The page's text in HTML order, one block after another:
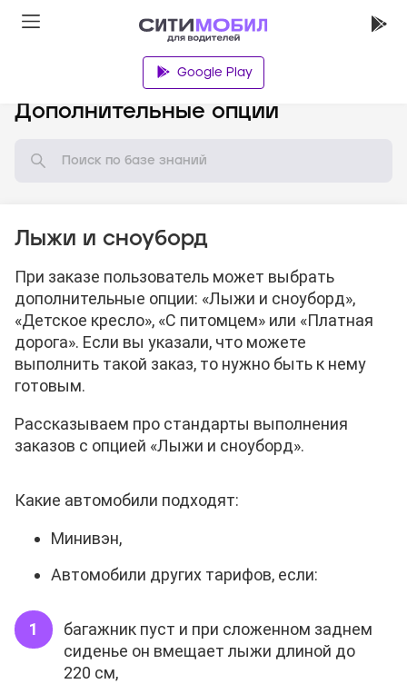
Google Play
Дополнительные опции
Лыжи и сноуборд
При заказе пользователь может выбрать
дополнительные опции: «Лыжи и сноуборд»,
«Детское кресло», «С питомцем» или «Платная
дорога». Если вы указали, что можете
выполнить такой заказ, то нужно быть к нему
готовым.
Рассказываем про стандарты выполнения
заказов с опцией «Лыжи и сноуборд».
Какие автомобили подходят:
Минивэн,
Автомобили других тарифов, если:
багажник пуст и при сложенном заднем
сиденье он вмещает лыжи длиной до
220 см,